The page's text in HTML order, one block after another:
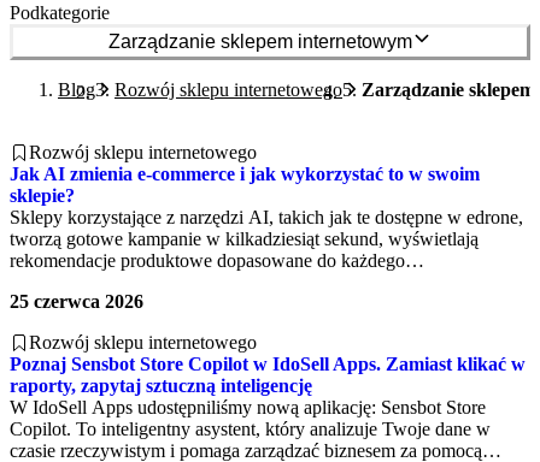
Podkategorie
Zarządzanie sklepem internetowym
Blog Rozwój sklepu internetowego Zarządzanie
Rozwój sklepu internetowego
Jak AI zmienia e-commerce i jak wykorzystać to w swoim
sklepie?
Sklepy korzystające z narzędzi AI, takich jak te dostępne w edrone,
tworzą gotowe kampanie w kilkadziesiąt sekund, wyświetlają
rekomendacje produktowe dopasowane do każdego
sprzedażowy działający 24/7.
25 czerwca 2026
Rozwój sklepu internetowego
Poznaj Sensbot Store Copilot w IdoSell Apps. Zamiast klikać w
raporty, zapytaj sztuczną inteligencję
W IdoSell Apps udostępniliśmy nową aplikację: Sensbot Store
Copilot. To inteligentny asystent, który analizuje Twoje dane w
czasie rzeczywistym i pomaga zarządzać biznesem za pomocą